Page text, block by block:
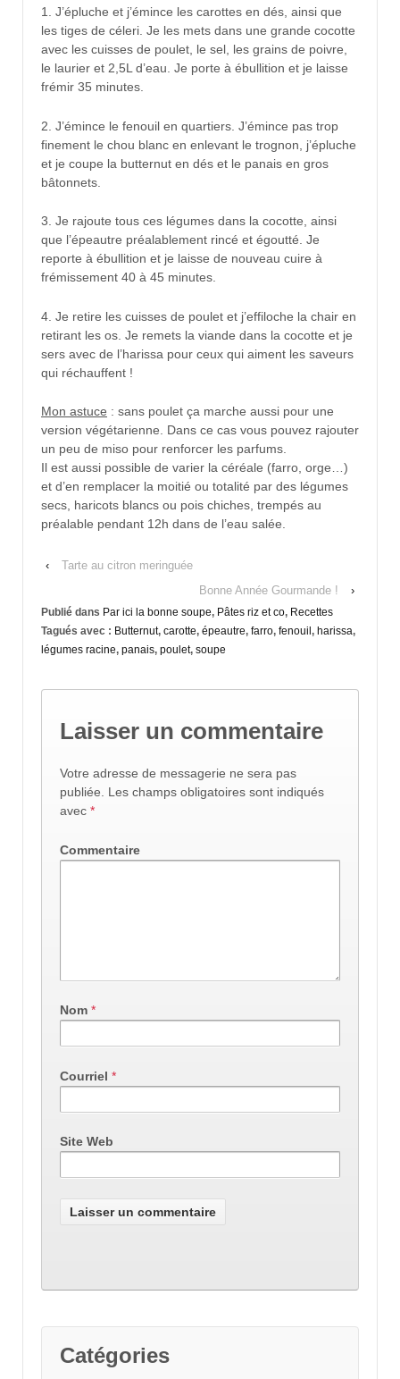
1. J’épluche et j’émince les carottes en dés, ainsi que
les tiges de céleri. Je les mets dans une grande cocotte
avec les cuisses de poulet, le sel, les grains de poivre,
le laurier et 2,5L d’eau. Je porte à ébullition et je laisse
frémir 35 minutes.
2. J’émince le fenouil en quartiers. J’émince pas trop
finement le chou blanc en enlevant le trognon, j’épluche
et je coupe la butternut en dés et le panais en gros
bâtonnets.
3. Je rajoute tous ces légumes dans la cocotte, ainsi
que l’épeautre préalablement rincé et égoutté. Je
reporte à ébullition et je laisse de nouveau cuire à
frémissement 40 à 45 minutes.
4. Je retire les cuisses de poulet et j’effiloche la chair en
retirant les os. Je remets la viande dans la cocotte et je
sers avec de l’harissa pour ceux qui aiment les saveurs
qui réchauffent !
Mon astuce : sans poulet ça marche aussi pour une
version végétarienne. Dans ce cas vous pouvez rajouter
un peu de miso pour renforcer les parfums.
Il est aussi possible de varier la céréale (farro, orge…)
et d’en remplacer la moitié ou totalité par des légumes
secs, haricots blancs ou pois chiches, trempés au
préalable pendant 12h dans de l’eau salée.
‹
Tarte au citron meringuée
Bonne Année Gourmande !
›
Publié dans Par ici la bonne soupe, Pâtes riz et co, Recettes
Tagués avec : Butternut, carotte, épeautre, farro, fenouil , harissa,
légumes racine, panais, poulet, soupe
Laisser un commentaire
Votre adresse de messagerie ne sera pas
publiée. Les champs obligatoires sont indiqués
avec *
Commentaire
Nom *
Courriel *
Site Web
Catégories